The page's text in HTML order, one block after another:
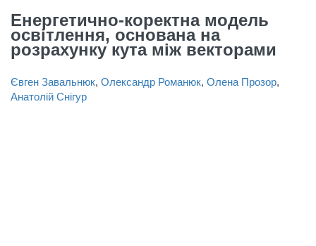
Енергетично-коректна модель
освітлення, основана на
розрахунку кута між векторами
Євген Завальнюк, Олександр Романюк, Олена Прозор,
Анатолій Снігур